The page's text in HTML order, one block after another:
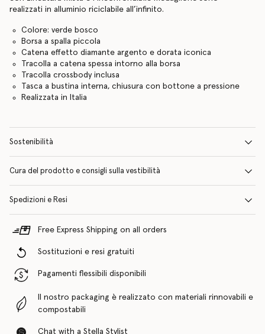
realizzati in alluminio riciclabile all’infinito.
Colore: verde bosco
Borsa a spalla piccola
Catena effetto diamante argento e dorata iconica
Tracolla a catena spessa intorno alla borsa
Tracolla crossbody inclusa
Tasca a bustina interna, chiusura con bottone a pressione
Realizzata in Italia
Sostenibilità
Cura del prodotto e consigli sulla vestibilità
Spedizioni e Resi
Free Express Shipping on all orders
Sostituzioni e resi gratuiti
Pagamenti flessibili disponibili
Il nostro packaging è realizzato con materiali rinnovabili e
compostabili
Chat with a Stella Stylist